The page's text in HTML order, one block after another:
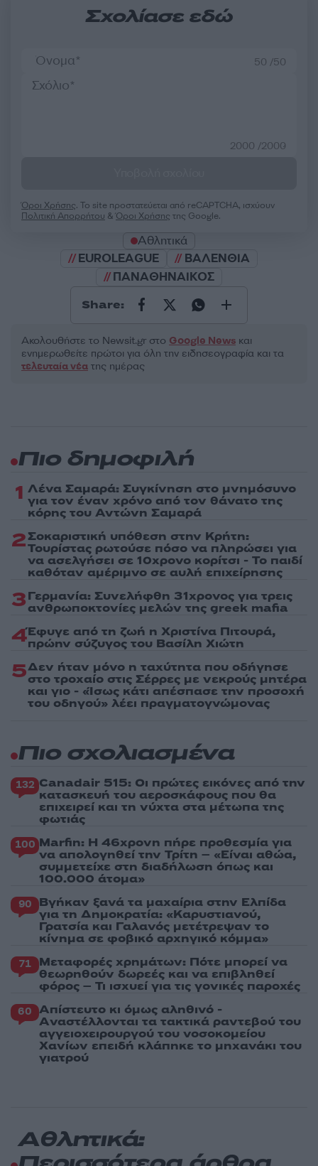
Σχολίασε εδώ
50 /50
2000 /2000
Όροι Χρήσης. Το site προστατεύεται από reCAPTCHA, ισχύουν
Πολιτική Απορρήτου &Όροι Χρήσης της Google.
Αθλητικά
EUROLEAGUE
ΒΑΛΕΝΘΙΑ
ΠΑΝΑΘΗΝΑΙΚΟΣ
Share:
Ακολουθήστε το Νewsit.gr στο Google News και
ενημερωθείτε πρώτοι για όλη την ειδησεογραφία και τα
τελευταία νέα της ημέρας
Πιο δημοφιλή
1 Λένα Σαμαρά: Συγκίνηση στο μνημόσυνο
για τον έναν χρόνο από τον θάνατο της
κόρης του Αντώνη Σαμαρά
2Σοκαριστική υπόθεση στην Κρήτη:
Τουρίστας ρωτούσε πόσο να πληρώσει για
να ασελγήσει σε 10χρονο κορίτσι - Το παιδί
καθόταν αμέριμνο σε αυλή επιχείρησης
3Γερμανία: Συνελήφθη 31χρονος για τρεις
ανθρωποκτονίες μελών της greek mafia
4Έφυγε από τη ζωή η Χριστίνα Πιτουρά,
πρώην σύζυγος του Βασίλη Χιώτη
5Δεν ήταν μόνο η ταχύτητα που οδήγησε
στο τροχαίο στις Σέρρες με νεκρούς μητέρα
και γιο - «Ίσως κάτι απέσπασε την προσοχή
του οδηγού» λέει πραγματογνώμονας
Πιο σχολιασμένα
132 Canadair 515: Οι πρώτες εικόνες από την
κατασκευή του αεροσκάφους που θα
επιχειρεί και τη νύχτα στα μέτωπα της
φωτιάς
100 Marfin: Η 46χρονη πήρε προθεσμία για
να απολογηθεί την Τρίτη – «Είναι αθώα,
συμμετείχε στη διαδήλωση όπως και
100.000 άτομα»
90 Βγήκαν ξανά τα μαχαίρια στην Ελπίδα
για τη Δημοκρατία: «Καρυστιανού,
Γρατσία και Γαλανός μετέτρεψαν το
κίνημα σε φοβικό αρχηγικό κόμμα»
71 Μεταφορές χρημάτων: Πότε μπορεί να
θεωρηθούν δωρεές και να επιβληθεί
φόρος – Τι ισχυεί για τις γονικές παροχές
60 Απίστευτο κι όμως αληθινό -
Aναστέλλονται τα τακτικά ραντεβού του
αγγειοχειρουργού του νοσοκομείου
Χανίων επειδή κλάπηκε το μηχανάκι του
γιατρού
Αθλητικά: